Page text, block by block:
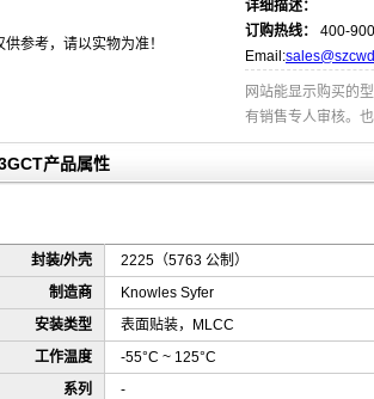
参考，请以实物为准！
详细描述：
订购热线：
400-
Email:
网站能显示购买的
有销售专人审核。
产品属性
封装/外壳
2225（5763 公制）
制造商
Knowles Syfer
安装类型
表面贴装，MLCC
工作温度
-55°C ~ 125°C
系列
-